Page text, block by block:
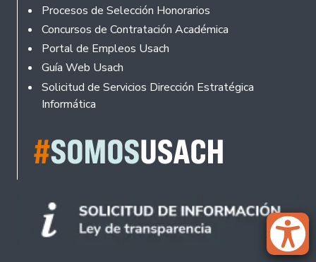
Procesos de Selección Honorarios
Concursos de Contratación Académica
Portal de Empleos Usach
Guía Web Usach
Solicitud de Servicios Dirección Estratégica
Informática